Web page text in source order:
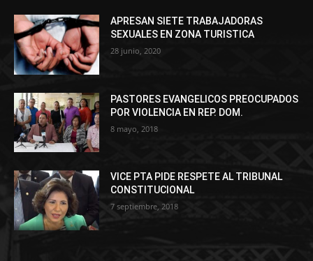
APRESAN SIETE TRABAJADORAS
SEXUALES EN ZONA TURISTICA
28 junio, 2020
PASTORES EVANGELICOS PREOCUPADOS
POR VIOLENCIA EN REP. DOM.
8 mayo, 2018
VICE PTA PIDE RESPETE AL TRIBUNAL
CONSTITUCIONAL
7 septiembre, 2018